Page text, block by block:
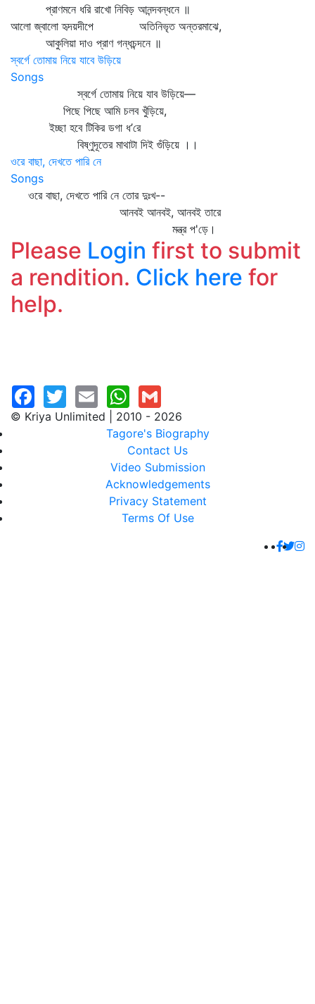
প্রাণমনে ধরি রাখো নিবিড় আনন্দবন্ধনে ॥
আলো জ্বালো হৃদয়দীপে অতিনিভৃত অন্তরমাঝে,
আকুলিয়া দাও প্রাণ গন্ধচন্দনে ॥
স্বর্গে তোমায় নিয়ে যাবে উড়িয়ে
Songs
স্বর্গে তোমায় নিয়ে যাব উড়িয়ে—
পিছে পিছে আমি চলব খুঁড়িয়ে,
ইচ্ছা হবে টিকির ডগা ধ’রে
বিষ্ণুদূতের মাথাটা দিই গুঁড়িয়ে ।।
ওরে বাছা, দেখতে পারি নে
Songs
ওরে বাছা, দেখতে পারি নে তোর দুঃখ--
আনবই আনবই, আনবই তারে
মন্ত্র প'ড়ে।
Please Login first to submit
a rendition. Click here for
help.
© Kriya Unlimited | 2010 - 2026
Tagore's Biography
Contact Us
Video Submission
Acknowledgements
Privacy Statement
Terms Of Use